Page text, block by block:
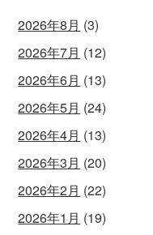
2026年8月 (3)
2026年7月 (12)
2026年6月 (13)
2026年5月 (24)
2026年4月 (13)
2026年3月 (20)
2026年2月 (22)
2026年1月 (19)